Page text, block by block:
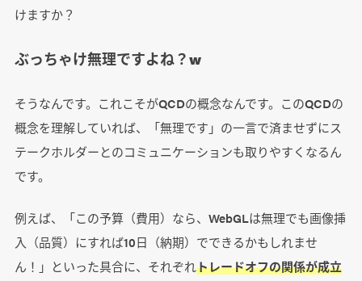
けますか？
ぶっちゃけ無理ですよね？w
そうなんです。これこそがQCDの概念なんです。このQCDの
概念を理解していれば、「無理です」の一言で済ませずにス
テークホルダーとのコミュニケーションも取りやすくなるん
です。
例えば、「この予算（費用）なら、WebGLは無理でも画像挿
入（品質）にすれば10日（納期）でできるかもしれませ
ん！」といった具合に、それぞれトレードオフの関係が成立